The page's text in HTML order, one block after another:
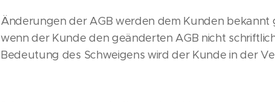
Änderungen der AGB werden dem Kunden
wenn der Kunde den geänderten AGB nicht
Bedeutung des Schweigens wird der Kunde in der